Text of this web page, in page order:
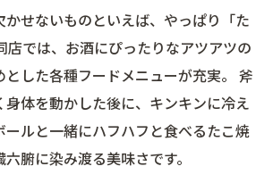
かせないものといえば、やっぱり「た
店では、お酒にぴったりなアツアツの
とした各種フードメニューが充実。 斧
身体を動かした後に、キンキンに冷え
ールと一緒にハフハフと食べるたこ焼
腑に染み渡る美味さです。